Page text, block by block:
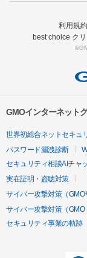
利用規約
best choice ク
GMOインターネット
世界初総合ネットセキュ
パスワード漏洩診断
セキュリティ相談AIチャ
実在証明・盗聴対策
サイバー攻撃対策（GMO
サイバー攻撃対策（GMO
セキュリティ事業の軌跡